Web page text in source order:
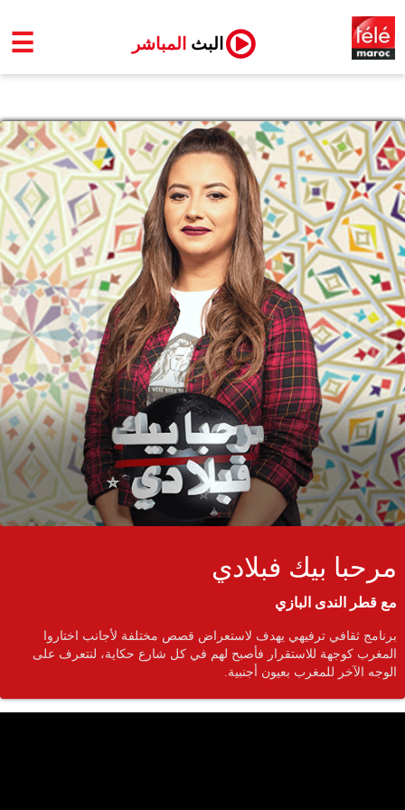
☰ البث المباشر
مرحبا بيك فبلادي
مع قطر الندى البازي
برنامج ثقافي ترفيهي يهدف لاستعراض قصص مختلفة لأجانب اختاروا
المغرب كوجهة للاستقرار فأصبح لهم في كل شارع حكاية، لنتعرف على
الوجه الآخر للمغرب بعيون أجنبية.